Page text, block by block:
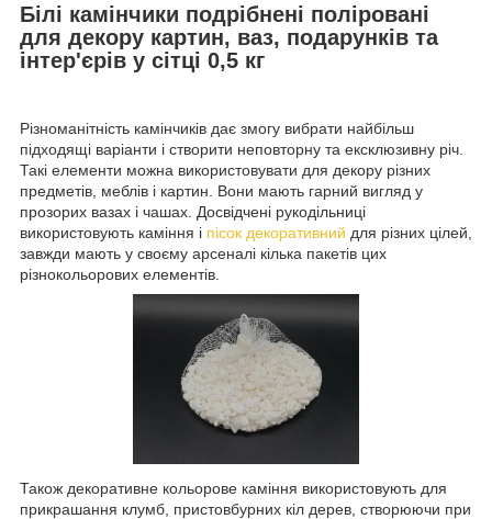
Білі камінчики подрібнені поліровані
для декору картин, ваз, подарунків та
інтер'єрів у сітці 0,5 кг
Різноманітність камінчиків дає змогу вибрати найбільш
підходящі варіанти і створити неповторну та ексклюзивну річ.
Такі елементи можна використовувати для декору різних
предметів, меблів і картин. Вони мають гарний вигляд у
прозорих вазах і чашах. Досвідчені рукодільниці
використовують каміння і пісок декоративний для різних цілей,
завжди мають у своєму арсеналі кілька пакетів цих
різнокольорових елементів.
Також декоративне кольорове каміння використовують для
прикрашання клумб, пристовбурних кіл дерев, створюючи при